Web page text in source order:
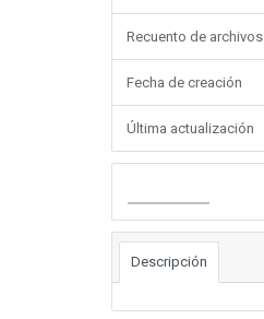
Recuento de archivos
Fecha de creación
Última actualización
Descripción